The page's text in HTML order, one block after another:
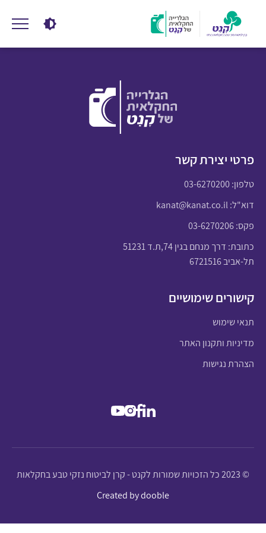
פרטי יצירת קשר
טלפון:03-6270200
דוא"ל:kanat@kanat.co.il
פקס: 03-6270206
כתובת: דרך מנחם בגין 74,ת.ד 51231
תל-אביב 6721516
קישורים שימושיים
תנאי שימוש
מדיניות ותקנון האתר
הצהרת נגישות
© 2023 כל הזכויות שמורות לקנט - קרן לביטוח נזקי טבע בחקלאות
Created by dooble